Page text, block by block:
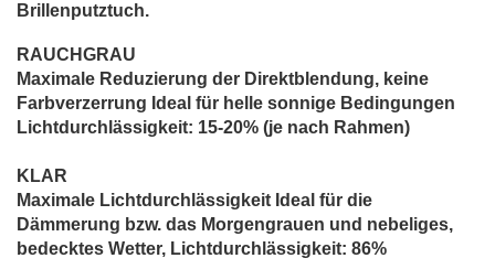
Brillenputztuch.
RAUCHGRAU
Maximale Reduzierung der Direktblendung, keine
Farbverzerrung Ideal für helle sonnige Bedingungen
Lichtdurchlässigkeit: 15-20% (je nach Rahmen)
KLAR
Maximale Lichtdurchlässigkeit Ideal für die
Dämmerung bzw. das Morgengrauen und nebeliges,
bedecktes Wetter, Lichtdurchlässigkeit: 86%